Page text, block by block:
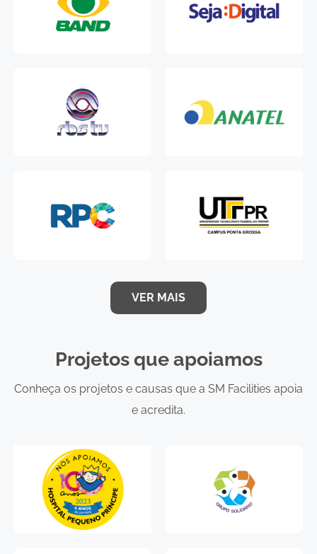
VER MAIS
Projetos que apoiamos
Conheça os projetos e causas que a SM Facilities apoia
e acredita.